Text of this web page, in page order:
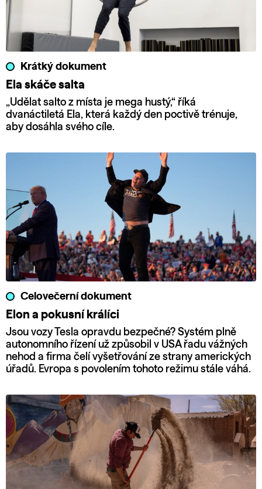
Krátký dokument
Ela skáče salta
„Udělat salto z místa je mega hustý,“ říká
dvanáctiletá Ela, která každý den poctivě trénuje,
aby dosáhla svého cíle.
Celovečerní dokument
Elon a pokusní králíci
Jsou vozy Tesla opravdu bezpečné? Systém plně
autonomního řízení už způsobil v USA řadu vážných
nehod a firma čelí vyšetřování ze strany amerických
úřadů. Evropa s povolením tohoto režimu stále váhá.